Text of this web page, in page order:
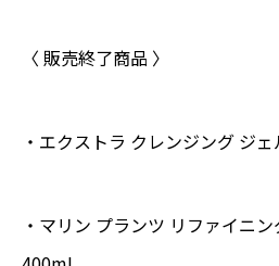
〈 販売終了商品 〉
・エクストラ クレンジング ジ
・マリン プランツ リファイニ